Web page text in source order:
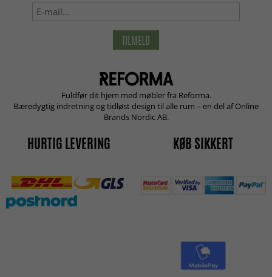
TILMELD
Fuldfør dit hjem med møbler fra Reforma.
Bæredygtig indretning og tidløst design til alle rum – en del af Online
Brands Nordic AB.
HURTIG LEVERING KØB SIKKERT